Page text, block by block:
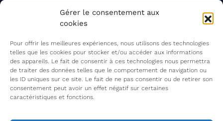
Gérer le consentement aux
cookies
Pour offrir les meilleures expériences, nous utilisons des technologies
telles que les cookies pour stocker et/ou accéder aux informations
des appareils. Le fait de consentir à ces technologies nous permettra
de traiter des données telles que le comportement de navigation ou
les ID uniques sur ce site. Le fait de ne pas consentir ou de retirer son
consentement peut avoir un effet négatif sur certaines
caractéristiques et fonctions.
Agir ensemble
Mentions légales
Politique de confidentialité
Les Insatiables, une association du